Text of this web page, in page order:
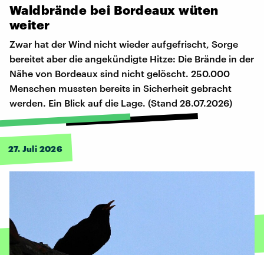
Waldbrände bei Bordeaux wüten
weiter
Zwar hat der Wind nicht wieder aufgefrischt, Sorge
bereitet aber die angekündigte Hitze: Die Brände in der
Nähe von Bordeaux sind nicht gelöscht. 250.000
Menschen mussten bereits in Sicherheit gebracht
werden. Ein Blick auf die Lage. (Stand 28.07.2026)
27. Juli 2026